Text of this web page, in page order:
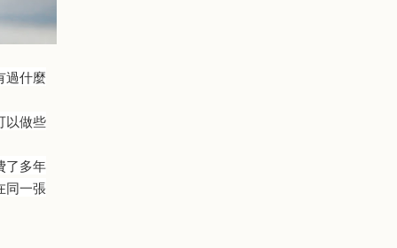
過什麼
以做些
了多年
同一張